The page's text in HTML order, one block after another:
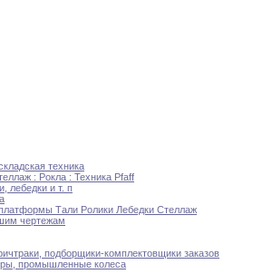
техника
: Рокла : Техника Pfaff
лебедки и т. п
Тали Ролики Лебедки Стеллаж
чертежам
подборщики-комплектовщики заказов
промышленные колеса